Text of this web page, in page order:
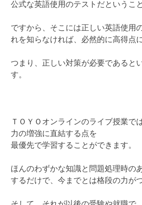
公式な英語使用のテストだというこ
ですから、そこには正しい英語使用
れを知らなければ、必然的に高得点
つまり、正しい対策が必要であると
す。
ＴＯＹＯオンラインのライブ授業で
力の増強に直結する点を
最優先で学習することができます。
ほんのわずかな知識と問題処理時の
するだけで、今までとは格段の力が